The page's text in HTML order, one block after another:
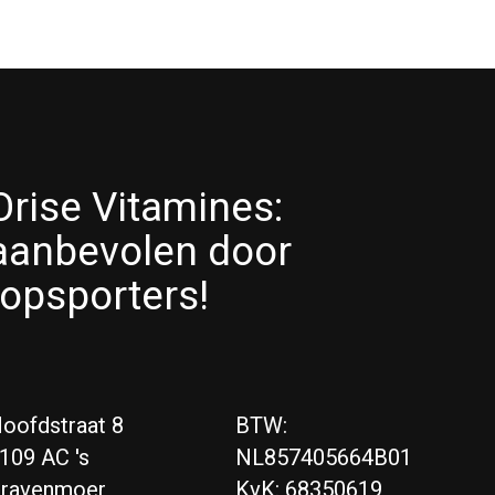
Vitamines:
door
8
AC 's
BTW:
NL857405664B01